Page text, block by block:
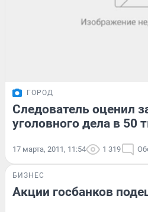
ГОРОД
Следователь оценил
уголовного дела в 50
17 марта, 2011, 11:54 1 319
БИЗНЕС
Акции госбанков